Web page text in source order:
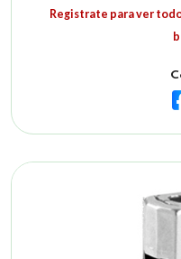
Registrate para ver